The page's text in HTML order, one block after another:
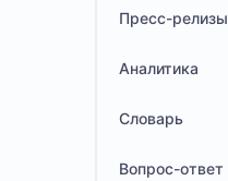
Пресс-релизы
Аналитика
Словарь
Вопрос-ответ